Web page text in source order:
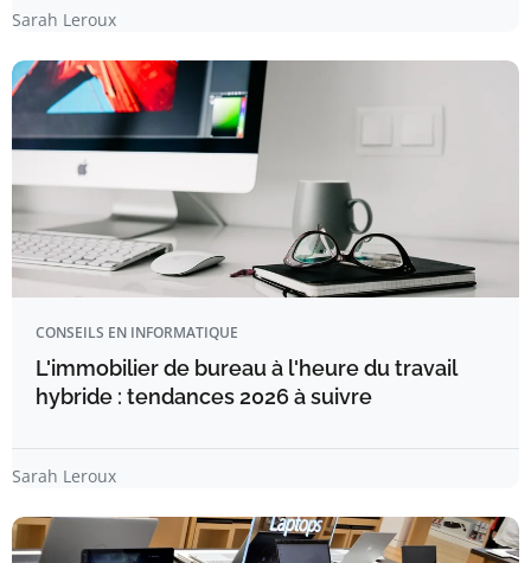
Sarah Leroux
CONSEILS EN INFORMATIQUE
L'immobilier de bureau à l'heure du travail
hybride : tendances 2026 à suivre
Sarah Leroux